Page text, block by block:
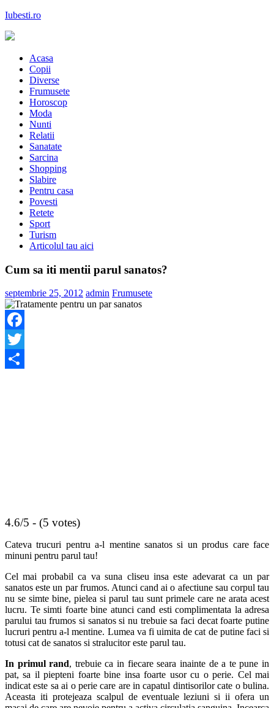
Skip
content
Iubesti.ro
astazi
Acasa
Copii
Diverse
Frumusete
Horoscop
Moda
Nunti
Relatii
Sanatate
Sarcina
Shopping
Slabire
Pentru casa
Povesti
Retete
Sport
Turism
Articolul tau aici
Cum sa iti mentii parul sanatos?
septembrie 25, 2012 admin Frumusete
Facebook
Twitter
4.6/5 - (5 votes)
Cateva trucuri pentru a-l mentine sanatos si un produs care face
minuni pentru parul tau!
Cel mai probabil ca va suna cliseu insa este adevarat ca un par
sanatos este un par frumos. Atunci cand ai o afectiune sau corpul tau
nu se simte bine, pielea si parul tau sunt primele care ne arata acest
lucru. Te simti foarte bine atunci cand esti complimentata la adresa
parului tau frumos si sanatos si nu trebuie sa faci decat foarte putine
lucruri pentru a-l mentine. Lumea va fi uimita de cat de putine faci si
totusi cat de sanatos si stralucitor este parul tau.
In primul rand, trebuie ca in fiecare seara inainte de a te pune in
pat, sa il piepteni foarte bine insa foarte usor cu o perie. Cel mai
indicat este sa ai o perie care are in capatul dintisorilor cate o bulina.
Aceasta iti protejeaza scalpul de eventuale leziuni si ii ofera un